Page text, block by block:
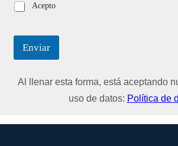
Acepto
Enviar
Al llenar esta forma, está aceptando
uso de datos: Política de